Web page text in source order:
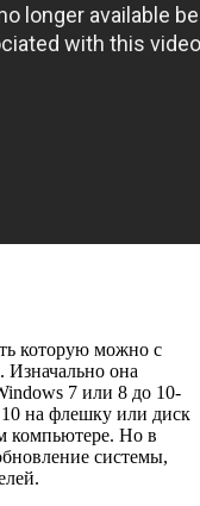
которую можно с
она
7 или 8 до 10-
на флешку или диск
компьютере. Но в
системы,